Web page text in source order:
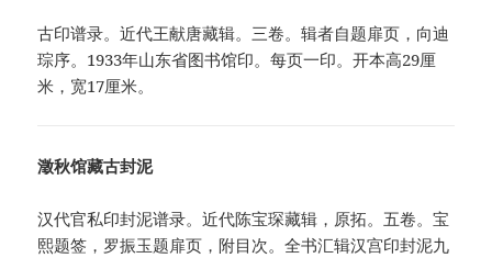
古印谱录。近代王献唐藏辑。三卷。辑者自题扉页，向迪
琮序。1933年山东省图书馆印。每页一印。开本高29厘
米，宽17厘米。
澂秋馆藏古封泥
汉代官私印封泥谱录。近代陈宝琛藏辑，原拓。五卷。宝
熙题签，罗振玉题扉页，附目次。全书汇辑汉宫印封泥九